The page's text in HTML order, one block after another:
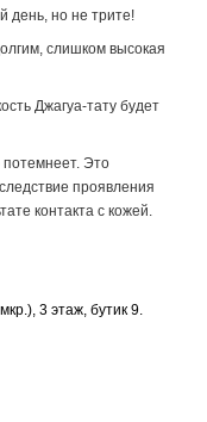
день, но не трите!
слишком высокая
Джагуа-тату будет
потемнеет. Это
проявления
контакта с кожей.
3 этаж, бутик 9.